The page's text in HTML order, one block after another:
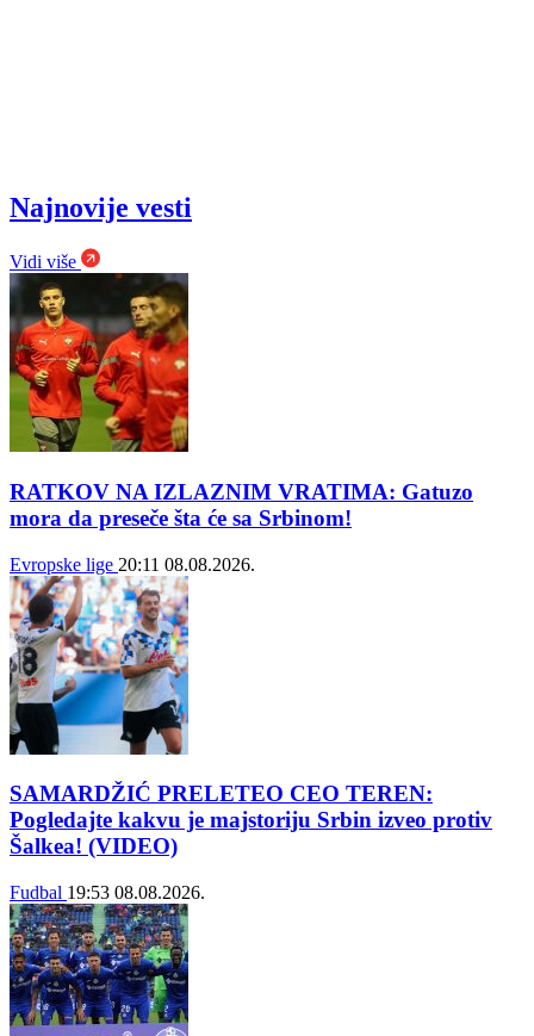
Najnovije vesti
Vidi više
RATKOV NA IZLAZNIM VRATIMA: Gatuzo
mora da preseče šta će sa Srbinom!
Evropske lige 20:11 08.08.2026.
SAMARDŽIĆ PRELETEO CEO TEREN:
Pogledajte kakvu je majstoriju Srbin izveo protiv
Šalkea! (VIDEO)
Fudbal 19:53 08.08.2026.